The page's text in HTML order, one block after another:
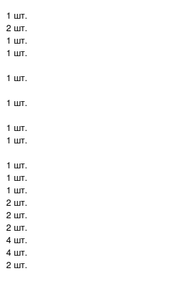
1 шт.
2 шт.
1 шт.
1 шт.
1 шт.
1 шт.
1 шт.
1 шт.
1 шт.
1 шт.
1 шт.
2 шт.
2 шт.
2 шт.
4 шт.
4 шт.
2 шт.